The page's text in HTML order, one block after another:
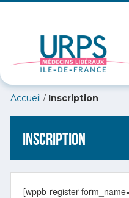
Accueil / Inscription
Inscription
[wppb-register